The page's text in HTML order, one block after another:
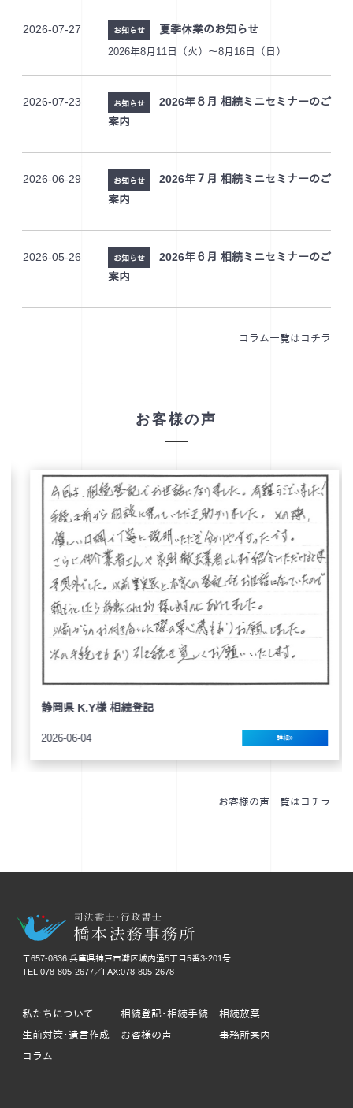
2026-07-27 お知らせ 夏季休業のお知らせ
2026年8月11日（火）～8月16日（日）
2026-07-23 お知らせ
2026年８月 相続ミニセミナーのご
案内
2026-06-29 お知らせ
2026年７月 相続ミニセミナーのご
案内
2026-05-26 お知らせ
2026年６月 相続ミニセミナーのご
案内
コラム一覧はコチラ
お客様の声
静岡県 K.Y様 相続登記
2026-06-04 詳細
お客様の声一覧はコチラ
〒657-0836 兵庫県神戸市灘区城内通5丁目5番3-201号
TEL:078-805-2677／FAX:078-805-2678
私たちについて 相続登記･相続手続
相続放棄
生前対策･遺言作成
お客様の声
事務所案内
コラム